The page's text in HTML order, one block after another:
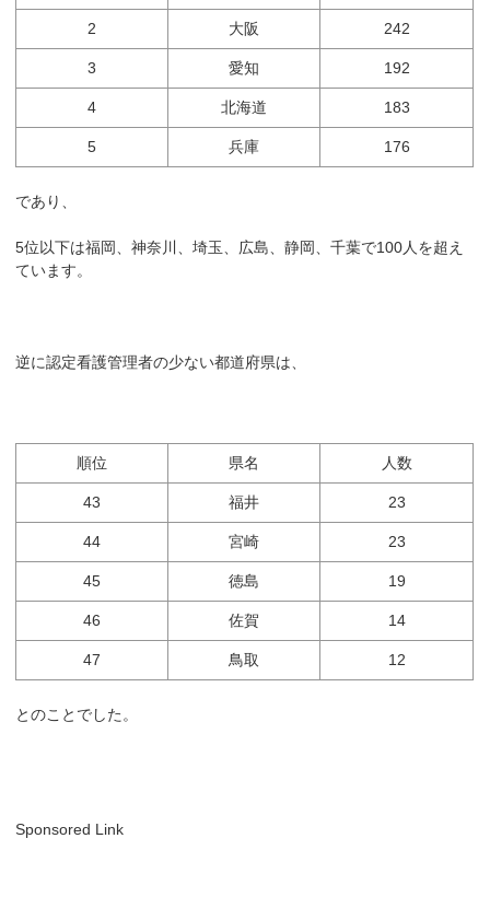
2 大阪 242
3 愛知 192
4 北海道 183
5 兵庫 176
であり、
5位以下は福岡、神奈川、埼玉、広島、静岡、千葉で100人を超え
ています。
逆に認定看護管理者の少ない都道府県は、
順位 県名 人数
43 福井 23
44 宮崎 23
45 徳島 19
46 佐賀 14
47 鳥取 12
とのことでした。
Sponsored Link